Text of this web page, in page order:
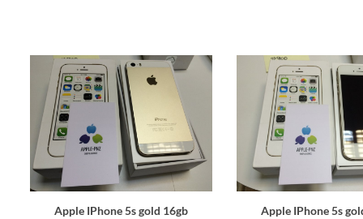
Apple IPhone 5s gold 16gb Apple IPhone 5s